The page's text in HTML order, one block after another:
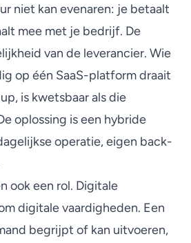
niet kan evenaren: je betaalt
mee met je bedrijf. De
van de leverancier. Wie
op één SaaS-platform draait
is kwetsbaar als die
oplossing is een hybride
operatie, eigen back-
ook een rol. Digitale
digitale vaardigheden. Een
begrijpt of kan uitvoeren,